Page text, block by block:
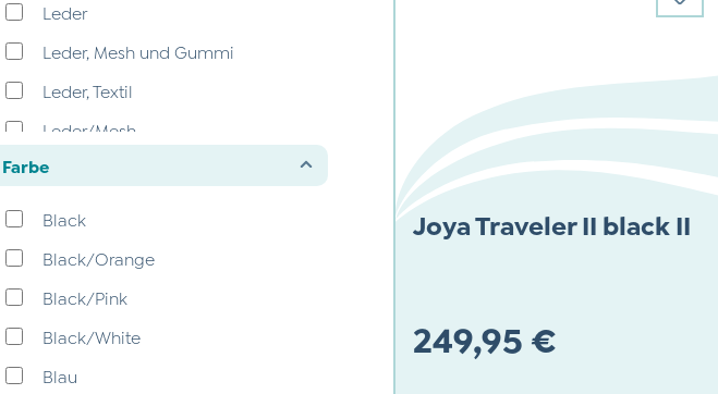
Leder
Leder, Mesh und Gummi
Leder, Textil
Leder/Mesh
Mesh/Kunstleder
Farbe
Black
Black/Orange
Black/Pink
Black/White
Blau
Joya Traveler II black II
249,95 €